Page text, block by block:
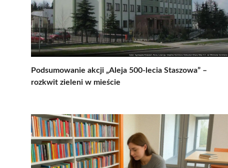
Podsumowanie akcji „Aleja 500-lecia Staszowa” –
rozkwit zieleni w mieście